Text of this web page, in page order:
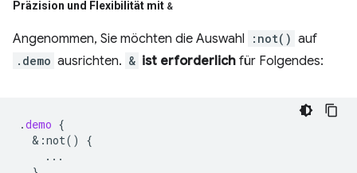
Präzision und Flexibilität mit &
Angenommen, Sie möchten die Auswahl :not() auf
.demo ausrichten. & ist erforderlich für Folgendes:
.demo {
& :not()
{
...